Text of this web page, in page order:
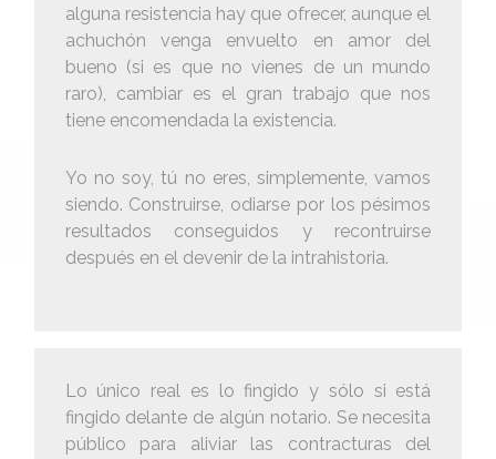
alguna resistencia hay que ofrecer, aunque el
achuchón venga envuelto en amor del
bueno (si es que no vienes de un mundo
raro), cambiar es el gran trabajo que nos
tiene encomendada la existencia.
Yo no soy, tú no eres, simplemente, vamos
siendo. Construirse, odiarse por los pésimos
resultados conseguidos y recontruirse
después en el devenir de la intrahistoria.
Lo único real es lo fingido y sólo si está
fingido delante de algún notario. Se necesita
público para aliviar las contracturas del